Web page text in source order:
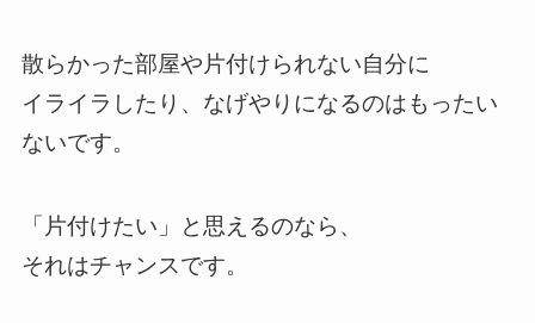
散らかった部屋や片付けられない自分に
イライラしたり、なげやりになるのはもったい
ないです。
「片付けたい」と思えるのなら、
それはチャンスです。